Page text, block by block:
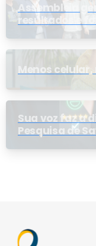
Assembleia
resultados e
nova
Menos
Sua voz faz a
Pesquisa de